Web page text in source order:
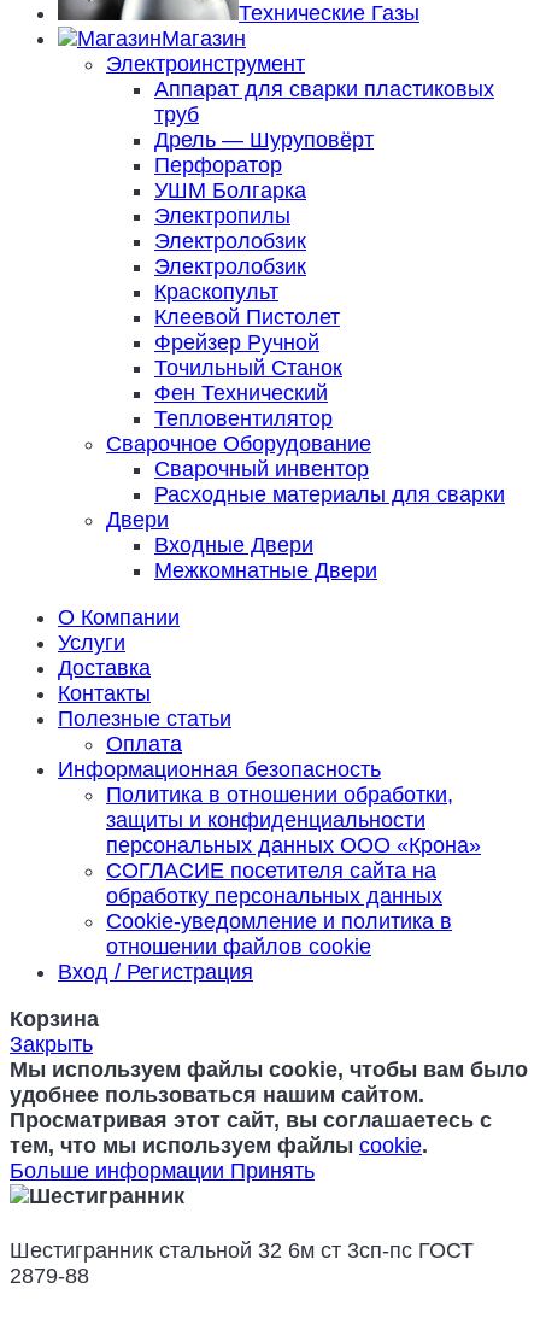
Технические Газы
Магазин
Электроинструмент
Аппарат для сварки пластиковых
труб
Дрель — Шуруповёрт
Перфоратор
УШМ Болгарка
Электропилы
Электролобзик
Электролобзик
Краскопульт
Клеевой Пистолет
Фрейзер Ручной
Точильный Станок
Фен Технический
Тепловентилятор
Сварочное Оборудование
Сварочный инвентор
Расходные материалы для сварки
Двери
Входные Двери
Межкомнатные Двери
О Компании
Услуги
Доставка
Контакты
Полезные статьи
Оплата
Информационная безопасность
Политика в отношении обработки,
защиты и конфиденциальности
персональных данных ООО «Крона»
СОГЛАСИЕ посетителя сайта на
обработку персональных данных
Cookie‑уведомление и политика в
отношении файлов cookie
Вход / Регистрация
Корзина
Закрыть
Мы используем файлы cookie, чтобы вам было
удобнее пользоваться нашим сайтом.
Просматривая этот сайт, вы соглашаетесь с
тем, что мы используем файлы cookie.
Больше информации Принять
Шестигранник стальной 32 6м ст 3сп-пс ГОСТ
2879-88